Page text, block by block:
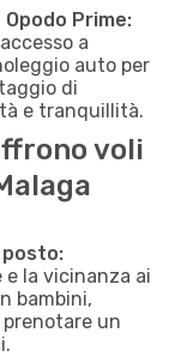
Prime:
a
auto per
di
e tranquillità.
voli
e la vicinanza ai
bambini,
prenotare un